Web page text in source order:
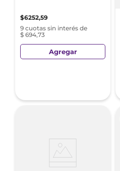
$6252,59
9 cuotas sin interés de
$ 694,73
Agregar